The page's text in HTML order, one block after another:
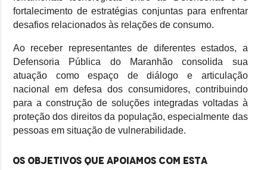
fortalecimento de estratégias conjuntas para enfrentar
desafios relacionados às relações de consumo.
Ao receber representantes de diferentes estados, a
Defensoria Pública do Maranhão consolida sua
atuação como espaço de diálogo e articulação
nacional em defesa dos consumidores, contribuindo
para a construção de soluções integradas voltadas à
proteção dos direitos da população, especialmente das
pessoas em situação de vulnerabilidade.
Os objetivos que apoiamos com esta